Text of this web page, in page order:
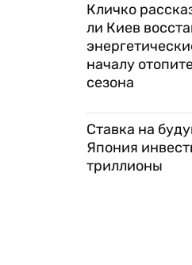
Кличко
ли Киев
началу
сезона
Ставка на
Япония
триллионы